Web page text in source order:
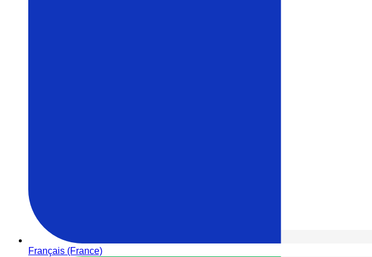
Français (France)